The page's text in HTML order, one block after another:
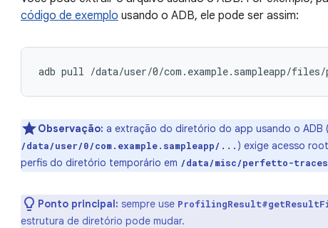
código de exemplo usando o ADB, ele pode ser assim:
adb pull
Observação: a extração do diretório do app usando o ADB
/data/user/0/com.example.sampleapp/... ) exige acesso
perfis do diretório temporário em /data/misc/perfetto-
Ponto principal: sempre use
estrutura de diretório pode mudar.